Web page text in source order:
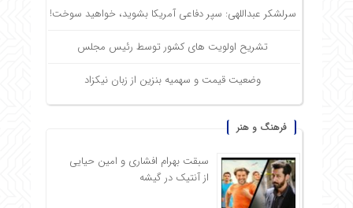
سرلشکر عبداللهی: سپر دفاعی آمریکا بشوید، خواهید سوخت!
تشریح اولویت های کشور توسط رئیس مجلس
وضعیت قیمت و سهمیه بنزین از زبان نیکزاد
فرهنگ و هنر
سبقت بهرام افشاری و امین حیایی
از آنتیک در گیشه